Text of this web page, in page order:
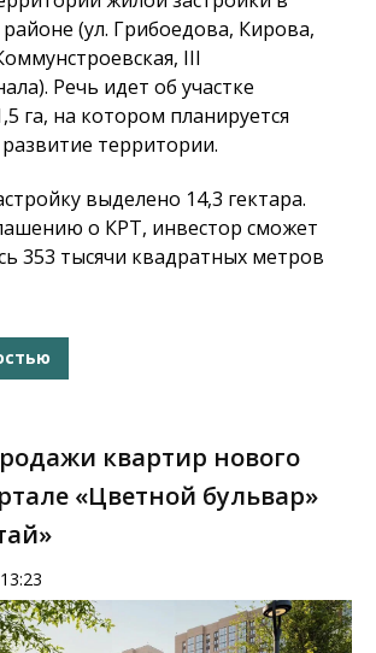
(ул. Грибоедова, Кирова,
III
Речь идет об участке
га, на котором планируется
территории.
выделено 14,3 гектара.
о КРТ, инвестор сможет
353 тысячи квадратных метров
квартир нового
«Цветной бульвар»